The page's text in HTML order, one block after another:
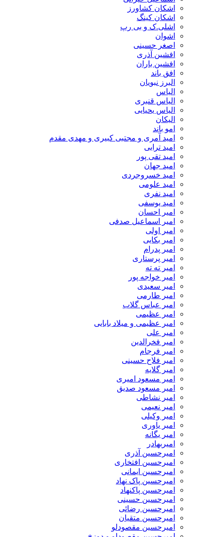
اشکان کشاورز
اشکان کینگ
اشلی.ک و بی رپ
اشوان
اصغر حسینی
افشین آذری
افشین باران
افق باند
البرز نبویان
الیاس
الیاس قنبرى
الیاس یحیایی
الیکان
امو باند
امید آمری و مجتبی کبیری و مهدى مقدم
امید ترابی
امید تقی پور
امید جهان
امید خسروجردی
امید علومی
امید نفری
امید یوسفی
امیر احسان
امیر اسماعیل صدفی
امیر اولی
امیر بکایی
امیر پدرام
امیر پرستاری
امیر ته ته
امیر خواجه پور
امیر سعیدی
امیر طارمی
امیر عباس گلاب
امیر عظیمی
امیر عظیمی و میلاد بابایی
امیر علی
امیر فخرالدین
امیر فرجام
امیر فلاح حسینی
امیر گلایه
امیر مسعود امیری
امیر مسعود صدیق
امیر نشاطی
امیر نعیمی
امیر وکیلی
امیر یاوری
امیر یگانه
امیربهادر
امیرحسین آذری
امیرحسین افتخاری
امیرحسین ایمانی
امیرحسین پاک نهاد
امیرحسین پاکنهاد
امیرحسین حسینی
امیرحسین رضائی
امیرحسین متقیان
امیرحسین مقصودلو